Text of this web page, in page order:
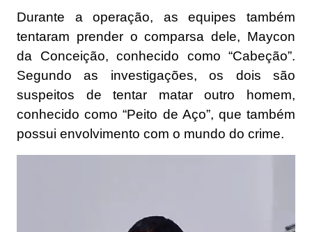
Durante a operação, as equipes também
tentaram prender o comparsa dele, Maycon
da Conceição, conhecido como “Cabeção”.
Segundo as investigações, os dois são
suspeitos de tentar matar outro homem,
conhecido como “Peito de Aço”, que também
possui envolvimento com o mundo do crime.